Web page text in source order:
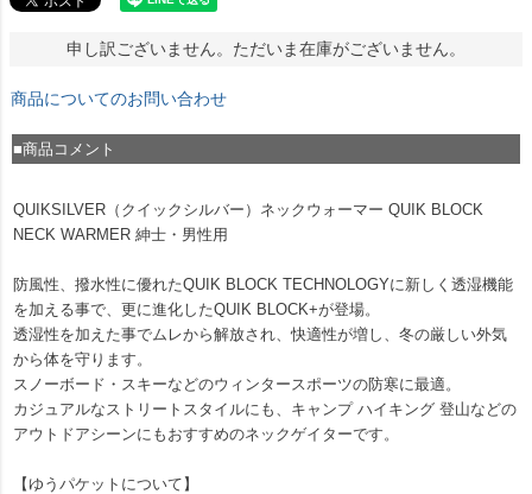
申し訳ございません。ただいま在庫がございません。
商品についてのお問い合わせ
■商品コメント
QUIKSILVER（クイックシルバー）ネックウォーマー QUIK BLOCK
NECK WARMER 紳士・男性用
防風性、撥水性に優れたQUIK BLOCK TECHNOLOGYに新しく透湿機能
を加える事で、更に進化したQUIK BLOCK+が登場。
透湿性を加えた事でムレから解放され、快適性が増し、冬の厳しい外気
から体を守ります。
スノーボード・スキーなどのウィンタースポーツの防寒に最適。
カジュアルなストリートスタイルにも、キャンプ ハイキング 登山などの
アウトドアシーンにもおすすめのネックゲイターです。
【ゆうパケットについて】